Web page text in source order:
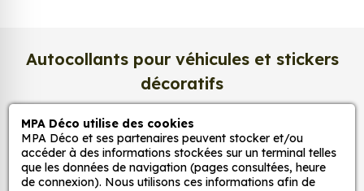
d’un meuble, d’une porte et de toute autre surface,
et ce, à moindre coût et sans effort.
Quels sont les avantages de nos stickers
décoration ?
Une grande variété de motifs et de couleurs :
nos Sticker Tigre Flammes Tribal sont
Autocollants pour véhicules et stickers
décoratifs
MPA Déco
Nos services
MPA Déco utilise des cookies
MPA Déco et ses partenaires peuvent stocker et/ou
accéder à des informations stockées sur un terminal telles
que les données de navigation (pages consultées, heure
de connexion). Nous utilisons ces informations afin de